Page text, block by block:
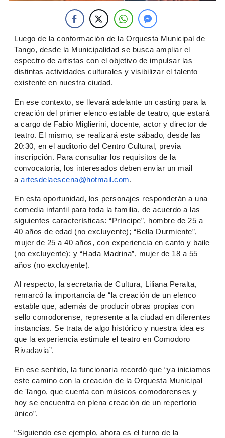
Luego de la conformación de la Orquesta Municipal de
Tango, desde la Municipalidad se busca ampliar el
espectro de artistas con el objetivo de impulsar las
distintas actividades culturales y visibilizar el talento
existente en nuestra ciudad.
En ese contexto, se llevará adelante un casting para la
creación del primer elenco estable de teatro, que estará
a cargo de Fabio Miglierini, docente, actor y director de
teatro. El mismo, se realizará este sábado, desde las
20:30, en el auditorio del Centro Cultural, previa
inscripción. Para consultar los requisitos de la
convocatoria, los interesados deben enviar un mail
a artesdelaescena@hotmail.com.
En esta oportunidad, los personajes responderán a una
comedia infantil para toda la familia, de acuerdo a las
siguientes características: “Príncipe”, hombre de 25 a
40 años de edad (no excluyente); “Bella Durmiente”,
mujer de 25 a 40 años, con experiencia en canto y baile
(no excluyente); y “Hada Madrina”, mujer de 18 a 55
años (no excluyente).
Al respecto, la secretaria de Cultura, Liliana Peralta,
remarcó la importancia de “la creación de un elenco
estable que, además de producir obras propias con
sello comodorense, represente a la ciudad en diferentes
instancias. Se trata de algo histórico y nuestra idea es
que la experiencia estimule el teatro en Comodoro
Rivadavia”.
En ese sentido, la funcionaria recordó que “ya iniciamos
este camino con la creación de la Orquesta Municipal
de Tango, que cuenta con músicos comodorenses y
hoy se encuentra en plena creación de un repertorio
único”.
“Siguiendo ese ejemplo, ahora es el turno de la